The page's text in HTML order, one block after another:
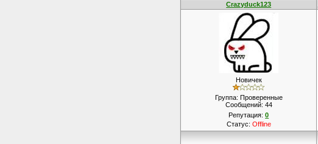
Crazyduck123
Новичек
Группа: Проверенные
Сообщений: 44
Репутация:0
Статус: Offline